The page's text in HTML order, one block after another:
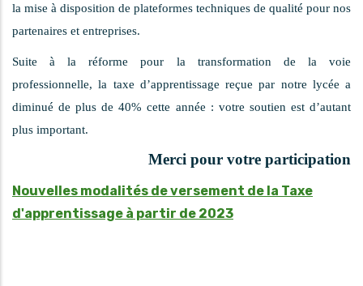
la mise à disposition de plateformes techniques de qualité pour nos
partenaires et entreprises.
Suite à la réforme pour la transformation de la voie
professionnelle, la taxe d’apprentissage reçue par notre lycée a
diminué de plus de 40% cette année : votre soutien est d’autant
plus important.
Merci pour votre participation
Nouvelles modalités de versement de la Taxe
d'apprentissage à partir de 2023